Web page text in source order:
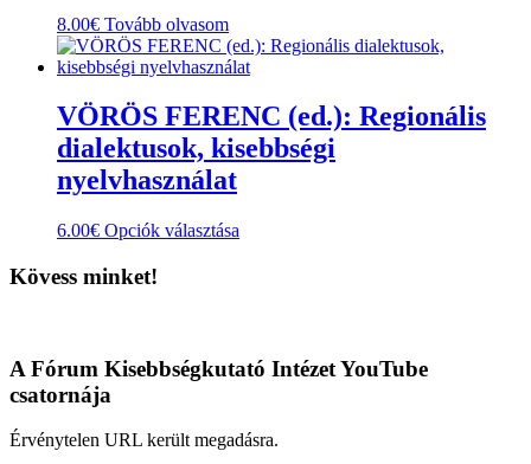
8.00€ Tovább olvasom
VÖRÖS FERENC (ed.): Regionális
dialektusok, kisebbségi
nyelvhasználat
6.00€ Opciók választása
változatok
választhatók
Kövess minket!
A Fórum Kisebbségkutató Intézet YouTube
csatornája
Érvénytelen URL került megadásra.